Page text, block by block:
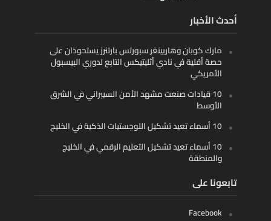
أحدث الأخبار
مارك كوبان وهاربينغر سبورتس بارتنرز يستحوذان على
حصة أقلية في نادي أثليتيكس التابع لدوري البيسبول
الأمريكي
10 قيادات صنعت مشهد الأمن السيبراني في الشرق
الأوسط
10 أسماء تعيد تشكيل اللوجستيات الذكية في الخليج
10 أسماء تعيد تشكيل التعليم الرقمي في الخليج
والمنطقة
تابعونا على
Facebook